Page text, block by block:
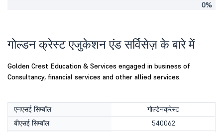
0%
गोल्डन क्रेस्ट एजुकेशन एंड सर्विसेज़ के बारे में
Golden Crest Education & Services engaged in business of
Consultancy, financial services and other allied services.
एनएसई सिम्बॉल
गोल्डेनक्रेस्ट
बीएसई सिम्बॉल
540062